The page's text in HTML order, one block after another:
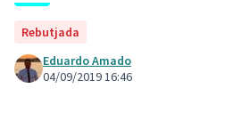
Rebutjada
Eduardo Amado
04/09/2019 16:46